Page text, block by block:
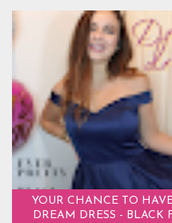
YOUR CHANCE TO
DREAM DRESS - BLACK